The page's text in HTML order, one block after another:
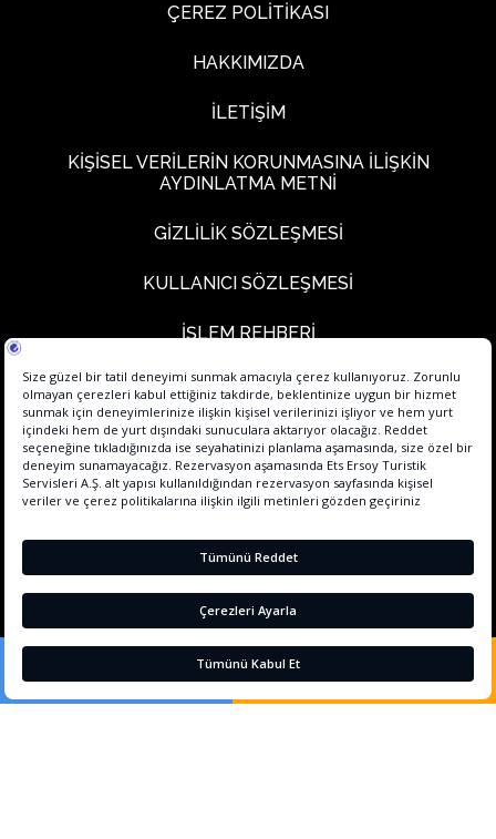
+90 242 225 2018
REZERVASYON YAP
ÇEREZ POLİTİKASI
HAKKIMIZDA
İLETİŞİM
KİŞİSEL VERİLERİN KORUNMASINA İLİŞKİN
AYDINLATMA METNİ
GİZLİLİK SÖZLEŞMESİ
KULLANICI SÖZLEŞMESİ
İŞLEM REHBERİ
HİZMET SÖZLEŞMESİ
KALİTE BELGELERİMİZ
SÜRDÜRÜLEBİLİRLİK
POLİTİKALARIMIZ
LOYALTY
Gezi Rehberi